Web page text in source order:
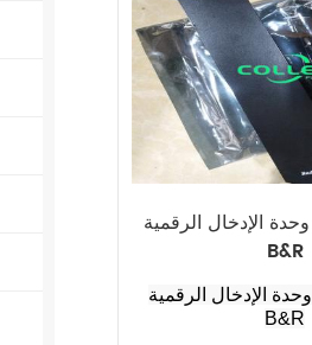
وحدة الإدخال الرقمية HCMCIF-0B
B&R
وحدة الإدخال الرقمية HCMCIF-0B
B&R